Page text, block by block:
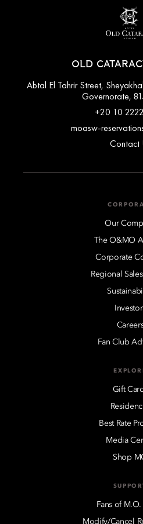
OLD
Abtal El Tahrir Street,
Governorate,
+20 10
moasw-
Contact
Our
The O&MO
Corporate
Regional
Fan Club
Gift
Best Rate
Media
Shop
Fans of
Modify/Cancel